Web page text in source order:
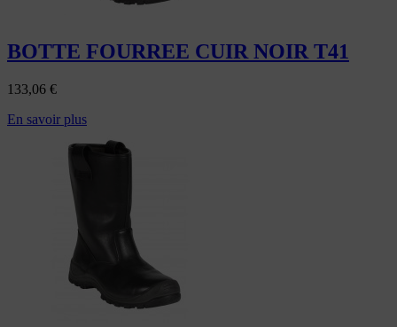
BOTTE FOURREE CUIR NOIR T41
133,06 €
En savoir plus